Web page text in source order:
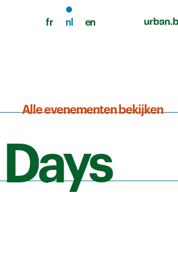
fr nl en
Alle evenementen bekijken